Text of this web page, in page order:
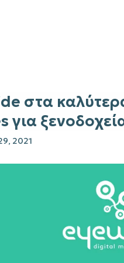
στα
για
2021